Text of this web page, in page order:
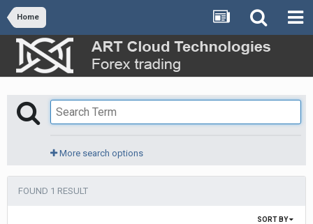
Home
More search options
FOUND 1 RESULT
SORT BY